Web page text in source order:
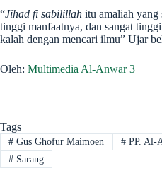
“Jihad fi sabilillah itu amaliah yang
tinggi manfaatnya, dan sangat
kalah dengan mencari ilmu” Ujar
Oleh: Multimedia Al-Anwar 3
Tags
#Gus Ghofur Maimoen #PP. Al-
#Sarang